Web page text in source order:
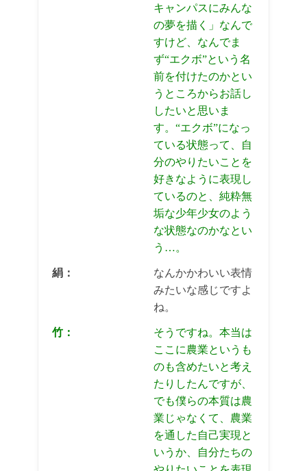
キャンパスにみんな
の夢を描く」なんで
すけど、なんでま
ず“エクボ”という名
前を付けたのかとい
うところからお話し
したいと思いま
す。“エクボ”になっ
ている状態って、自
分のやりたいことを
好きなように表現し
ているのと、純粋無
垢な少年少女のよう
な状態なのかなとい
う…。
絹：
なんかかわいい表情
みたいな感じですよ
ね。
竹：
そうですね。本当は
ここに農業というも
のも含めたいと考え
たりしたんですが、
でも僕らの本質は農
業じゃなくて、農業
を通した自己実現と
いうか、自分たちの